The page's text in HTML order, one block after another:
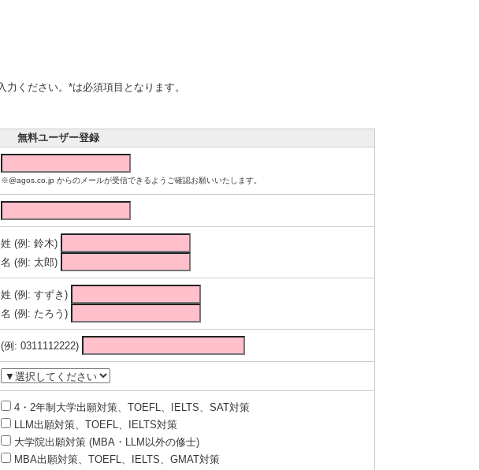
ください。*は必須項目となります。
無料ユーザー登録
※@agos.co.jp からのメールが受信できるようご確認お願いいたします。
姓 (例: 鈴木)
名 (例: 太郎)
姓 (例: すずき)
名 (例: たろう)
(例: 0311112222)
4・2年制大学出願対策、TOEFL、IELTS、SAT対策
LLM出願対策、TOEFL、IELTS対策
大学院出願対策 (MBA・LLM以外の修士)
MBA出願対策、TOEFL、IELTS、GMAT対策